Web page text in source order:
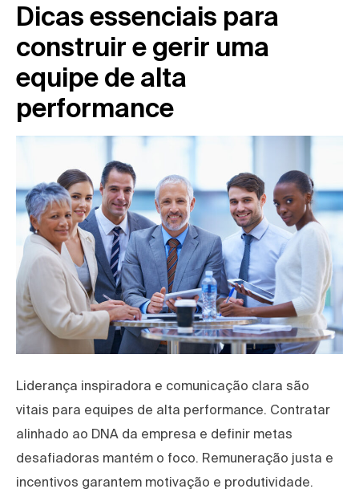
Dicas essenciais para
construir e gerir uma
equipe de alta
performance
Liderança inspiradora e comunicação clara são
vitais para equipes de alta performance. Contratar
alinhado ao DNA da empresa e definir metas
desafiadoras mantém o foco. Remuneração justa e
incentivos garantem motivação e produtividade.